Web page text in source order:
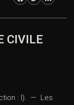
CIVILE
: I). — Les